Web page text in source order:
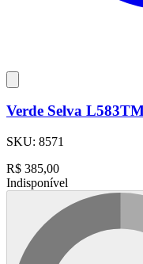
Verde Selva
SKU: 8571
R$ 385,00
Indisponível